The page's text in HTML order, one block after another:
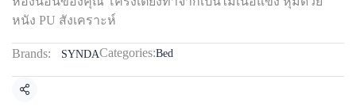
หนัง PU สังเคราะห์
Brands: SYNDACategories:Bed
Share